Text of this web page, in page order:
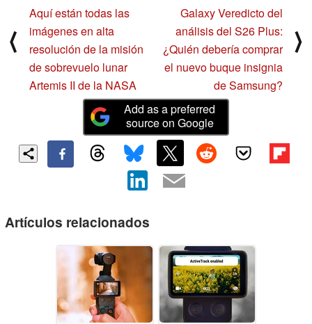
⟨
Aquí están todas las
imágenes en alta
resolución de la misión
de sobrevuelo lunar
Artemis II de la NASA
Galaxy Veredicto del
análisis del S26 Plus:
¿Quién debería comprar
el nuevo buque insignia
de Samsung?
⟩
Add as a preferred
source on Google
Artículos relacionados